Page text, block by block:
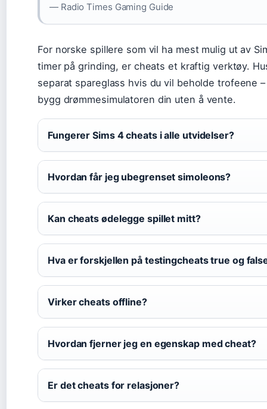
— Radio Times Gaming Guide
For norske spillere som vil ha mest mulig ut av
timer på grinding, er cheats et kraftig verktøy.
separat spareglass hvis du vil beholde trofeene
bygg drømmesimulatoren din uten å vente.
Fungerer Sims 4 cheats i alle utvidelser?
Hvordan får jeg ubegrenset simoleons?
Kan cheats ødelegge spillet mitt?
Hva er forskjellen på testingcheats true og
Virker cheats offline?
Hvordan fjerner jeg en egenskap med cheat?
Er det cheats for relasjoner?